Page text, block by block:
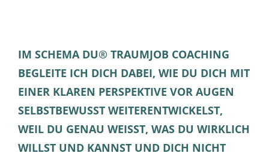
IM SCHEMA DU® TRAUMJOB COACHING
BEGLEITE ICH DICH DABEI, WIE DU DICH MIT
EINER KLAREN PERSPEKTIVE VOR AUGEN
SELBSTBEWUSST WEITERENTWICKELST,
WEIL DU GENAU WEISST, WAS DU WIRKLICH W
ILLST UND KANNST UND DICH NICHT M